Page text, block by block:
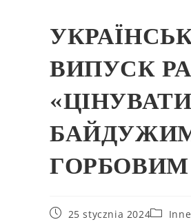
ВИПУСК
ГОРБОВИМ
25 stycznia 2024